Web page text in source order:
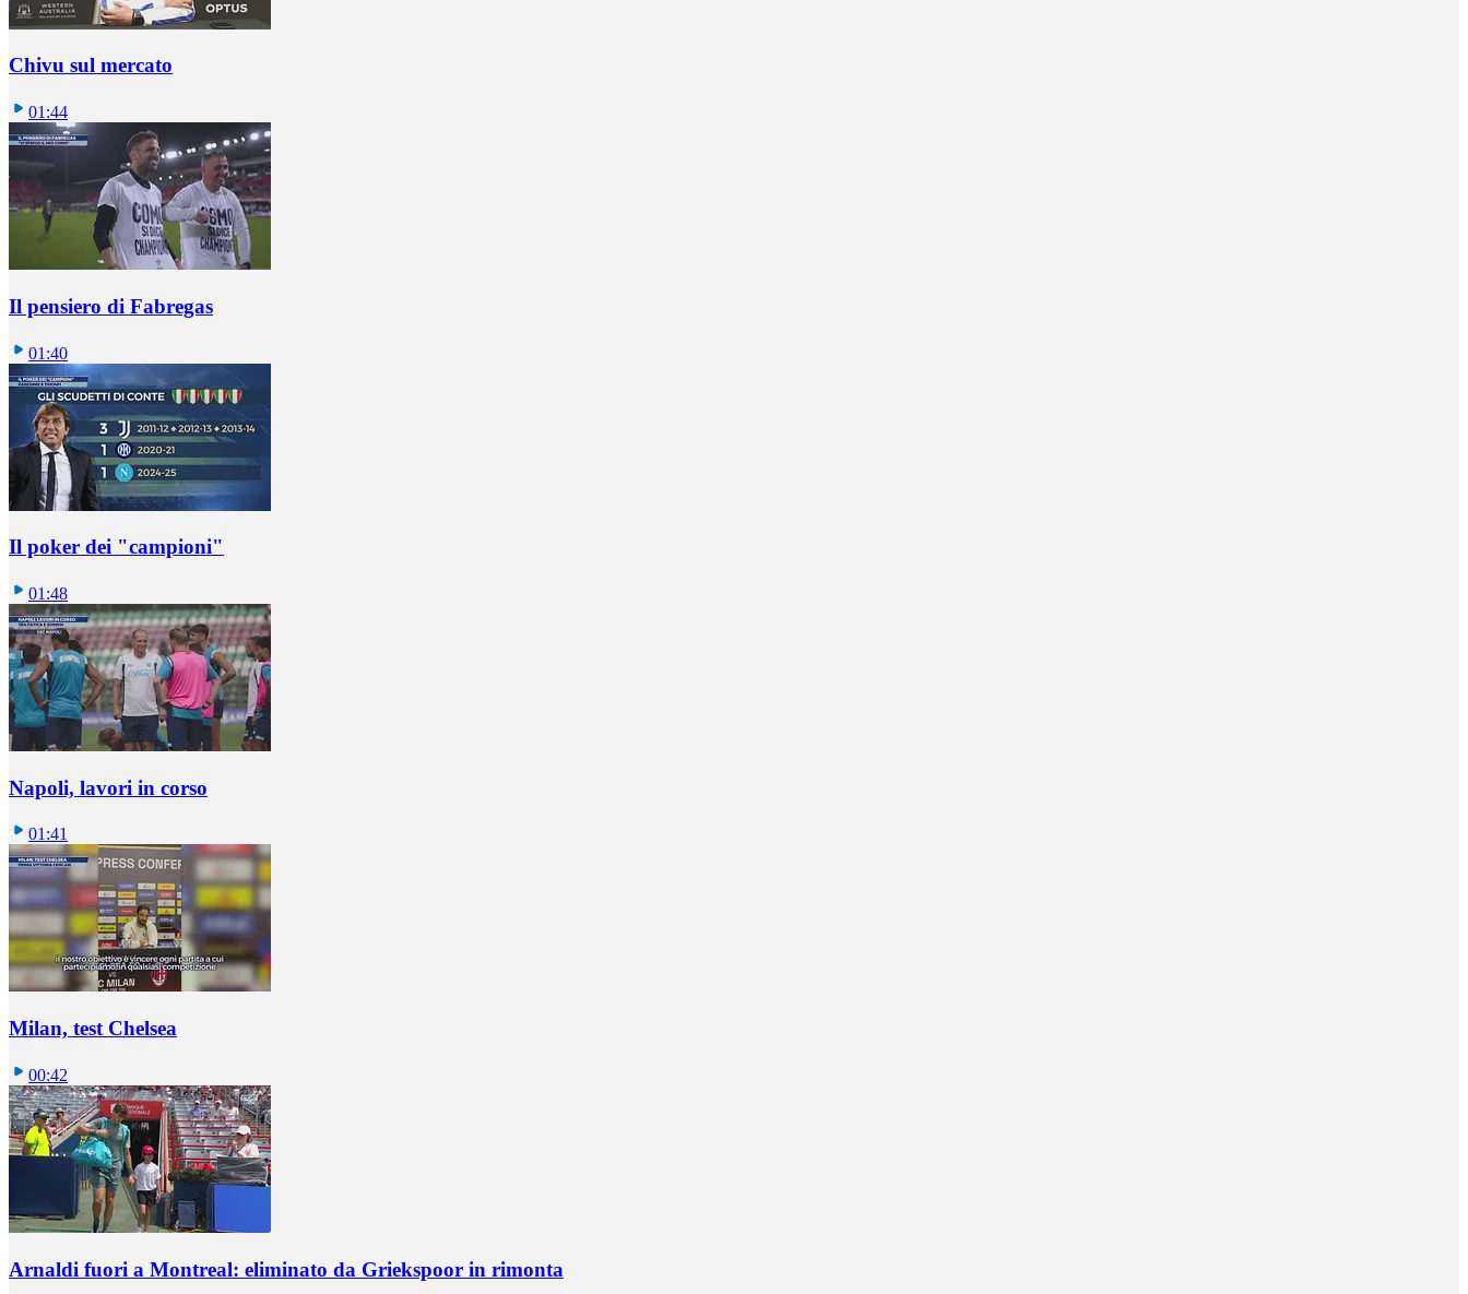
Chivu sul mercato
01:44
Il pensiero di Fabregas
01:40
Il poker dei "campioni"
01:48
Napoli, lavori in corso
01:41
Milan, test Chelsea
00:42
Arnaldi fuori a Montreal: eliminato da Griekspoor in rimonta